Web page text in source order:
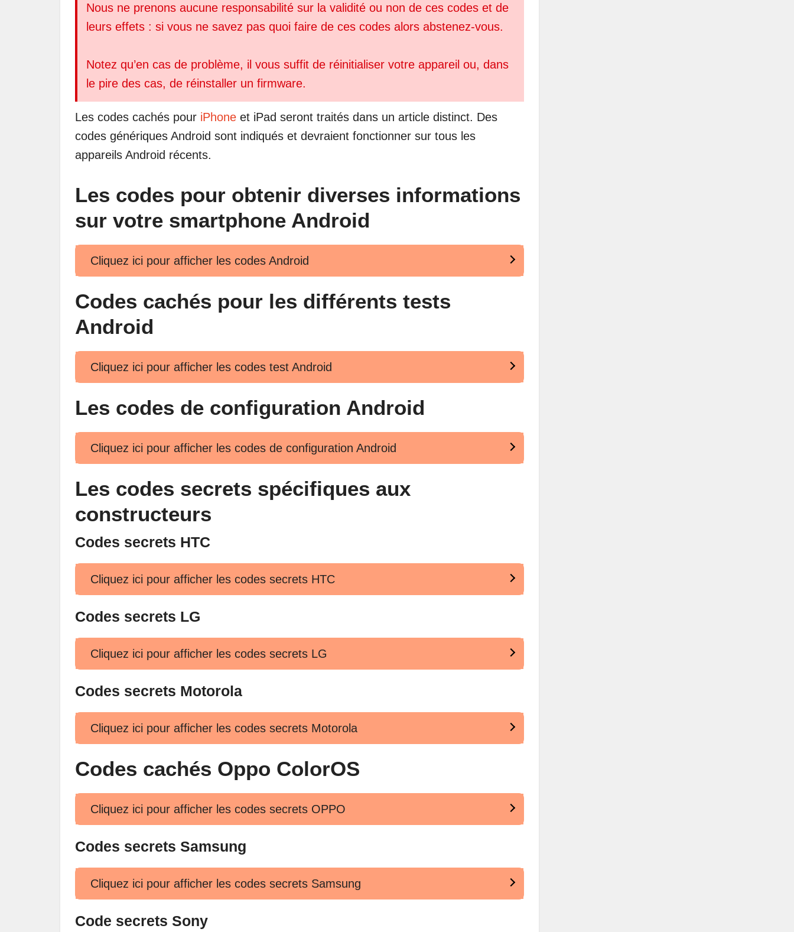
Nous ne prenons aucune responsabilité sur la validité ou non de ces codes et de
leurs effets : si vous ne savez pas quoi faire de ces codes alors abstenez-vous.
Notez qu’en cas de problème, il vous suffit de réinitialiser votre appareil ou, dans
le pire des cas, de réinstaller un firmware.
Les codes cachés pour iPhone et iPad seront traités dans un article distinct. Des
codes génériques Android sont indiqués et devraient fonctionner sur tous les
appareils Android récents.
Les codes pour obtenir diverses informations
sur votre smartphone Android
Cliquez ici pour afficher les codes Android
Codes cachés pour les différents tests
Android
Cliquez ici pour afficher les codes test Android
Les codes de configuration Android
Cliquez ici pour afficher les codes de configuration Android
Les codes secrets spécifiques aux
constructeurs
Codes secrets HTC
Cliquez ici pour afficher les codes secrets HTC
Codes secrets LG
Cliquez ici pour afficher les codes secrets LG
Codes secrets Motorola
Cliquez ici pour afficher les codes secrets Motorola
Codes cachés Oppo ColorOS
Cliquez ici pour afficher les codes secrets OPPO
Codes secrets Samsung
Cliquez ici pour afficher les codes secrets Samsung
Code secrets Sony